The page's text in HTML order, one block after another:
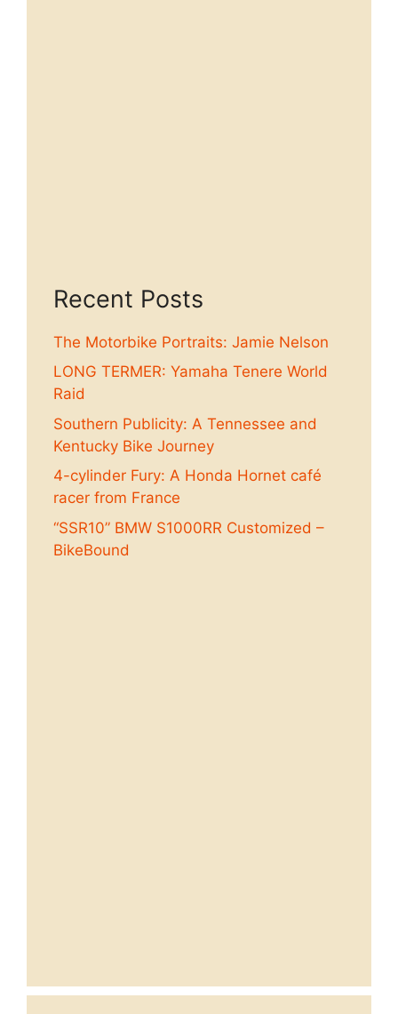
Recent Posts
The Motorbike Portraits: Jamie Nelson
LONG TERMER: Yamaha Tenere World
Raid
Southern Publicity: A Tennessee and
Kentucky Bike Journey
4-cylinder Fury: A Honda Hornet café
racer from France
“SSR10” BMW S1000RR Customized –
BikeBound